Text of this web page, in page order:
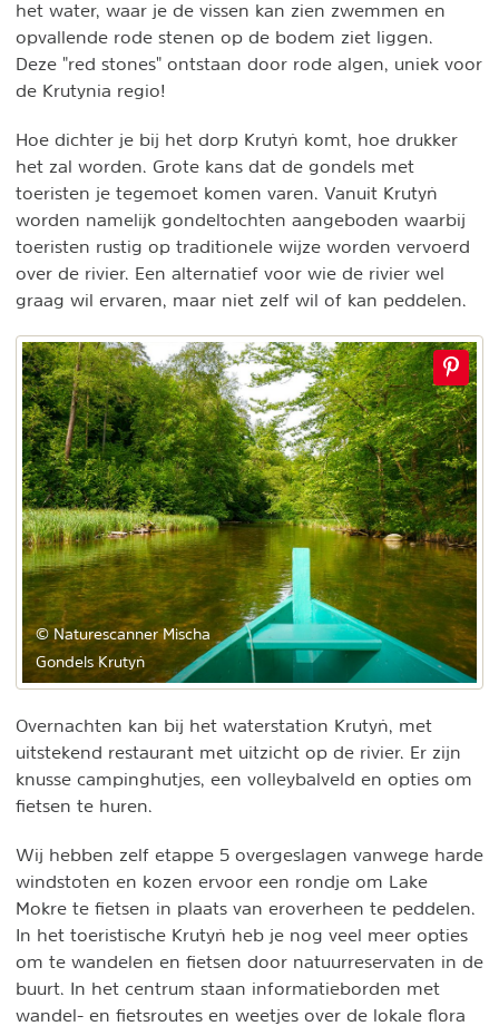
het water, waar je de vissen kan zien zwemmen en
opvallende rode stenen op de bodem ziet liggen.
Deze "red stones" ontstaan door rode algen, uniek voor
de Krutynia regio!
Hoe dichter je bij het dorp Krutyń komt, hoe drukker
het zal worden. Grote kans dat de gondels met
toeristen je tegemoet komen varen. Vanuit Krutyń
worden namelijk gondeltochten aangeboden waarbij
toeristen rustig op traditionele wijze worden vervoerd
over de rivier. Een alternatief voor wie de rivier wel
graag wil ervaren, maar niet zelf wil of kan peddelen.
© Naturescanner Mischa
Gondels Krutyń
Overnachten kan bij het waterstation Krutyń, met
uitstekend restaurant met uitzicht op de rivier. Er zijn
knusse campinghutjes, een volleybalveld en opties om
fietsen te huren.
Wij hebben zelf etappe 5 overgeslagen vanwege harde
windstoten en kozen ervoor een rondje om Lake
Mokre te fietsen in plaats van eroverheen te peddelen.
In het toeristische Krutyń heb je nog veel meer opties
om te wandelen en fietsen door natuurreservaten in de
buurt. In het centrum staan informatieborden met
wandel- en fietsroutes en weetjes over de lokale flora